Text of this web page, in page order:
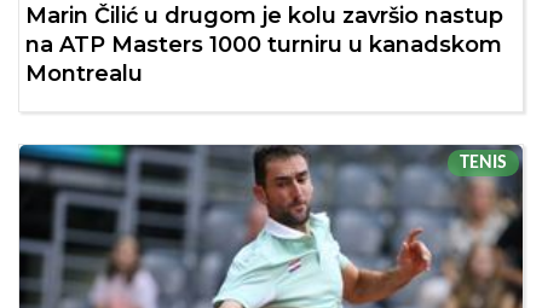
Marin Čilić u drugom je kolu završio nastup
na ATP Masters 1000 turniru u kanadskom
Montrealu
TENIS